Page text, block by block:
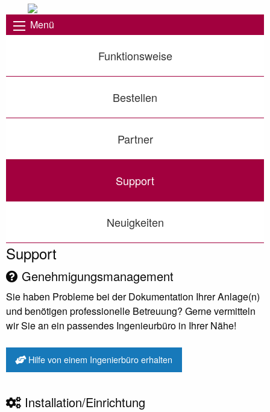
Menü
Funktionsweise
Bestellen
Partner
Support
Neuigkeiten
Support
Genehmigungsmanagement
Sie haben Probleme bei der Dokumentation Ihrer Anlage(n)
und benötigen professionelle Betreuung? Gerne vermitteln
wir Sie an ein passendes Ingenieurbüro in Ihrer Nähe!
Hilfe von einem Ingenierbüro erhalten
Installation/Einrichtung